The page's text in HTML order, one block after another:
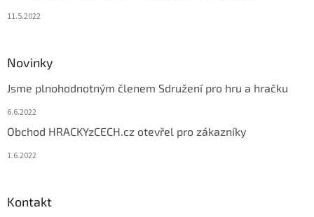
11.5.2022
Novinky
Jsme plnohodnotným členem Sdružení pro hru a hračku
6.6.2022
Obchod HRACKYzCECH.cz otevřel pro zákazníky
1.6.2022
Kontakt